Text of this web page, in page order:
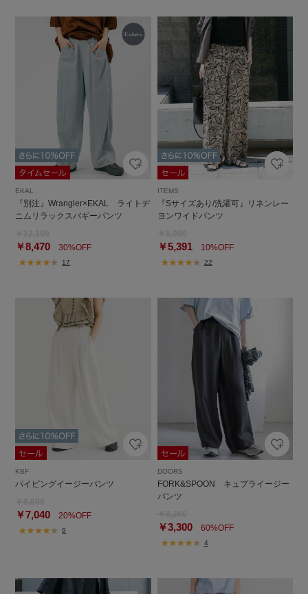
EKAL
『別注』Wrangler×EKAL ライトデ
ニムリラックスバギーパンツ
￥8,470 30%OFF
17
ITEMS
『Sサイズあり/洗濯可』リネンレー
ヨンワイドパンツ
￥5,39110%OFF
22
KBF
パイピングイージーパンツ
￥7,040 20%OFF
9
DOORS
FORK&SPOON キュプライージー
パンツ
￥3,30060%OFF
4